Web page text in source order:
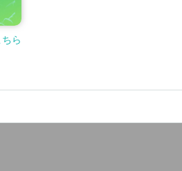
ら